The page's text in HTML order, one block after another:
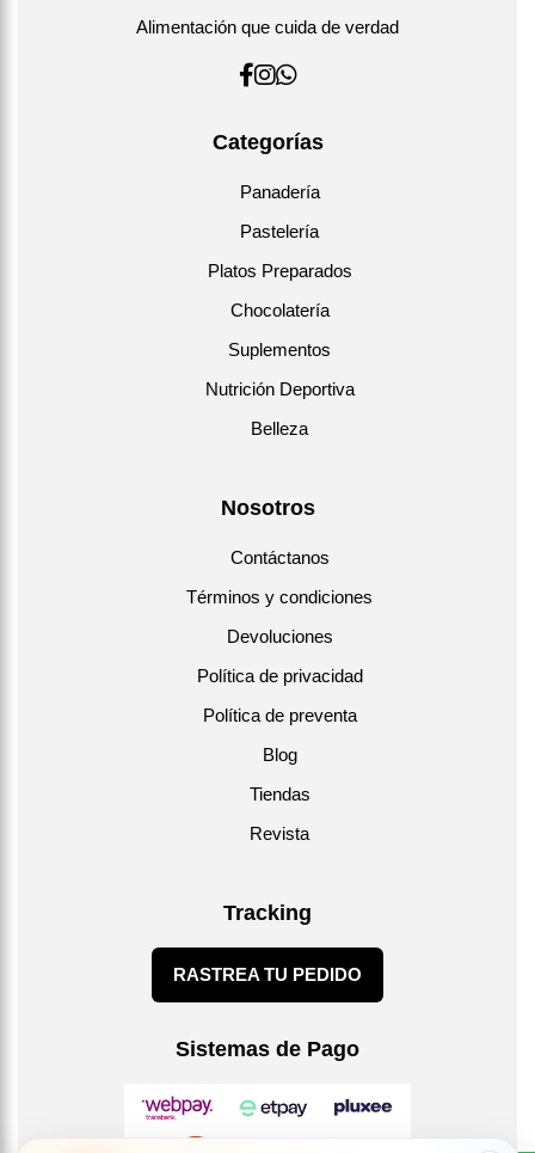
Alimentación que cuida de verdad
Categorías
Panadería
Pastelería
Platos Preparados
Chocolatería
Suplementos
Nutrición Deportiva
Belleza
Nosotros
Contáctanos
Términos y condiciones
Devoluciones
Política de privacidad
Política de preventa
Blog
Tiendas
Revista
Tracking
RASTREA TU PEDIDO
Sistemas de Pago